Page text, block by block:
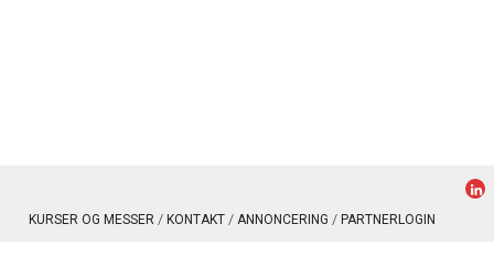
KURSER OG MESSER KONTAKT ANNONCERING PARTNERLOGIN